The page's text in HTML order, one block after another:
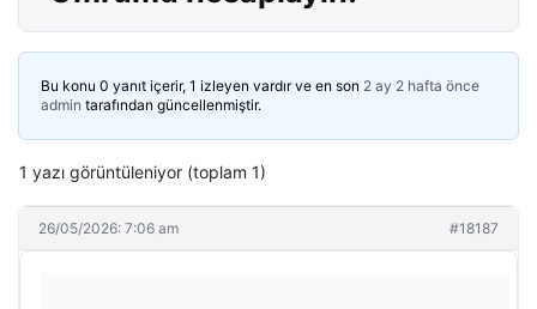
Bu konu 0 yanıt içerir, 1 izleyen vardır ve en son 2 ay 2 hafta önce
admin tarafından güncellenmiştir.
1 yazı görüntüleniyor (toplam 1)
26/05/2026: 7:06 am #18187